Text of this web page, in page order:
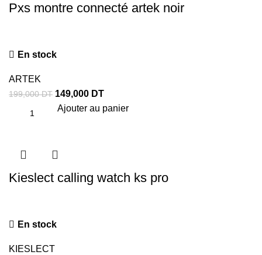
Pxs montre connecté artek noir
En stock
ARTEK
199,000DT 149,000 DT
Ajouter au panier
Kieslect calling watch ks pro
En stock
KIESLECT